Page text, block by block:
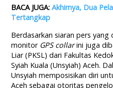
BACA JUGA:Akhirnya, Dua
Tertangkap
Berdasarkan siaran pers yang
monitor GPS collarini juga
Liar (PKSL) dari Fakultas
Syiah Kuala (Unsyiah) Aceh.
Unsyiah memposisikan diri
Aceh sebagai otoritas